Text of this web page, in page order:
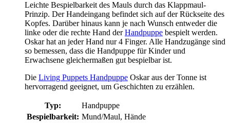
Leichte Bespielbarkeit des Mauls durch das Klappmaul-
Prinzip. Der Handeingang befindet sich auf der Rückseite des
Kopfes. Darüber hinaus kann je nach Wunsch entweder die
linke oder die rechte Hand derHandpuppe bespielt werden.
Oskar hat an jeder Hand nur 4 Finger. Alle Handzugänge sind
so bemessen, dass die Handpuppe für Kinder und
Erwachsene gleichermaßen gut bespielbar ist.
Die Living Puppets Handpuppe Oskar aus der Tonne ist
hervorragend geeignet, um Geschichten zu erzählen.
Typ:
Handpuppe
Bespielbarkeit: Mund/Maul, Hände